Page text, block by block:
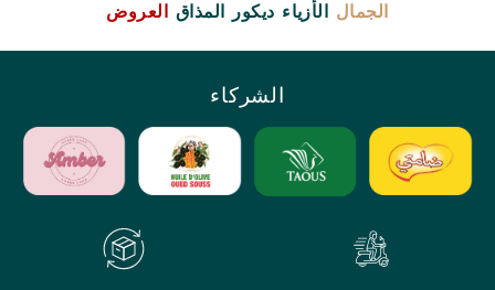
الأشكال
المنتج.
اختيار
الخيارات
على
الجمال الأزياء ديكور المذاق العروض
الشركاء